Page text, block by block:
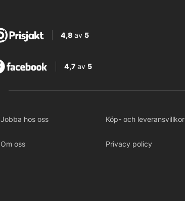
4,8 av5
4,7av 5
Jobba hos oss Köp- och leveransvillkor
Om oss Privacy policy